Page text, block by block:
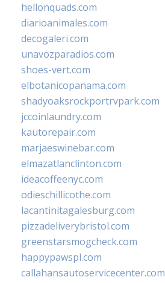
hellonquads.com
diarioanimales.com
decogaleri.com
unavozparadios.com
shoes-vert.com
elbotanicopanama.com
shadyoaksrockportrvpark.com
jccoinlaundry.com
kautorepair.com
marjaeswinebar.com
elmazatlanclinton.com
ideacoffeenyc.com
odieschillicothe.com
lacantinitagalesburg.com
pizzadeliverybristol.com
greenstarsmogcheck.com
happypawspl.com
callahansautoservicecenter.com